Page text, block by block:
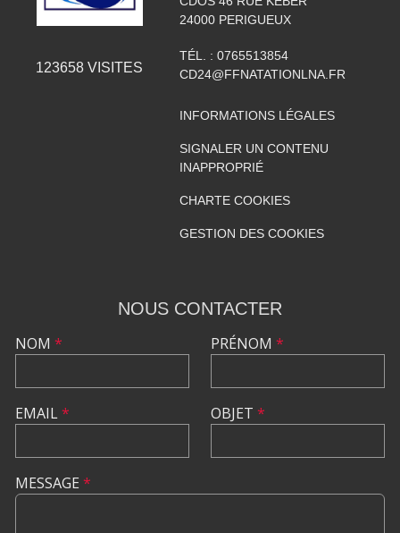
123658 VISITES
24000 PERIGUEUX
TÉL. : 0765513854
CD24@FFNATATIONLNA.FR
INFORMATIONS LÉGALES
SIGNALER UN CONTENU
INAPPROPRIÉ
CHARTE COOKIES
GESTION DES COOKIES
NOUS CONTACTER
NOM *
EMAIL*
PRÉNOM *
OBJET *
MESSAGE *